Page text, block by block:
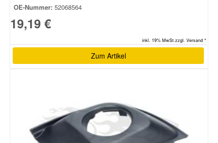
OE-Nummer: 52068564
19,19 €
inkl. 19% MwSt.zzgl. Versand *
Zum Artikel